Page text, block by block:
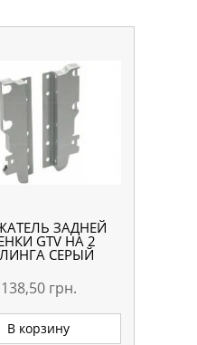
ЗАДНЕЙ
GTV НА 2
CЕРЫЙ
138,50 грн.
В корзину